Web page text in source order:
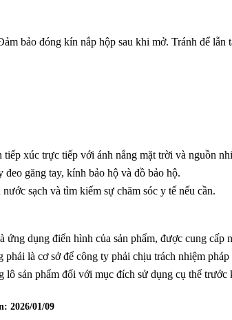
bảo đóng kín nắp hộp sau khi mở. Tránh để
xúc trực tiếp với ánh nắng mặt trời và nguồn
găng tay, kính bảo hộ và đồ bảo hộ.
sạch và tìm kiếm sự chăm sóc y tế nếu cần.
ứng dụng điển hình của sản phẩm, được cung
là cơ sở để công ty phải chịu trách nhiệm
sản phẩm đối với mục đích sử dụng cụ thể trước
2026/01/09